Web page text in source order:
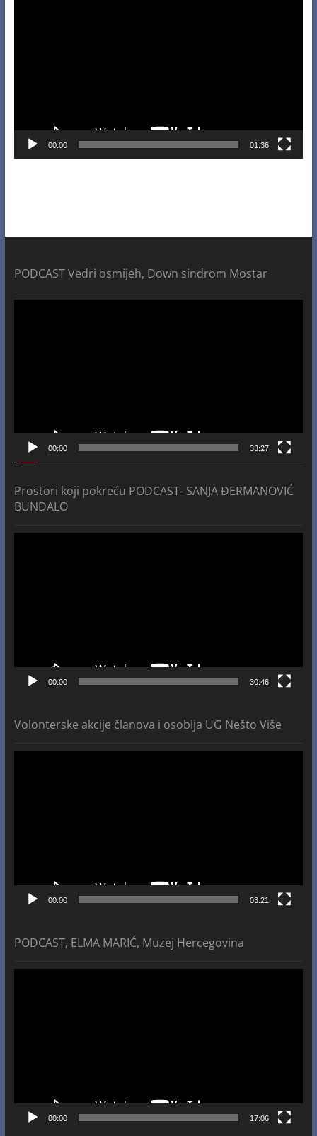
00:00 01:36
PODCAST Vedri osmijeh, Down sindrom Mostar
00:00 33:27
Prostori koji pokreću PODCAST- SANJA ĐERMANOVIĆ
BUNDALO
00:00 30:46
Volonterske akcije članova i osoblja UG Nešto Više
00:00 03:21
PODCAST, ELMA MARIĆ, Muzej Hercegovina
00:00 17:06